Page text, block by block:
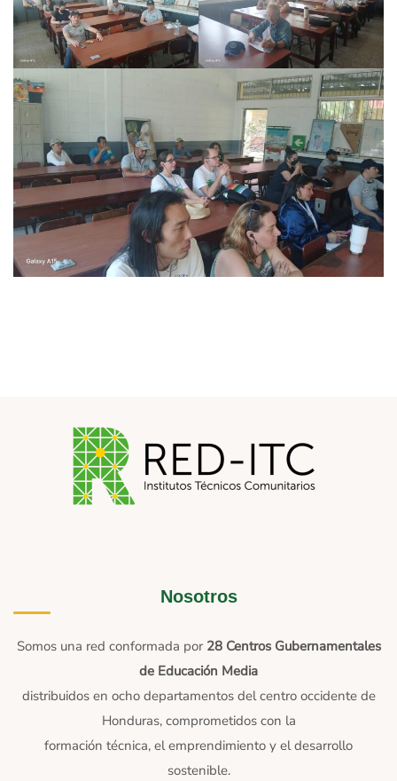
Nosotros
Somos una red conformada por 28 Centros Gubernamentales
de Educación Media
distribuidos en ocho departamentos del centro occidente de
Honduras, comprometidos con la
formación técnica, el emprendimiento y el desarrollo
sostenible.